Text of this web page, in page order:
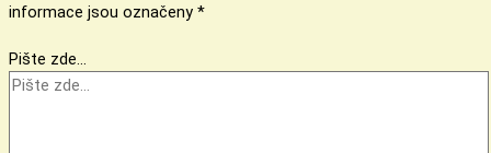
informace jsou označeny *
Pište zde…